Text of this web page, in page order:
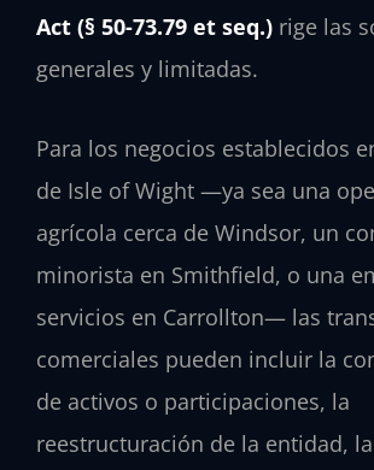
Act (§ 50-73.79 et seq.) rige las
generales y limitadas.
Para los negocios establecidos
de Isle of Wight —ya sea una
agrícola cerca de Windsor, un
minorista en Smithfield, o una
servicios en Carrollton— las
comerciales pueden incluir la
de activos o participaciones, la
reestructuración de la entidad,